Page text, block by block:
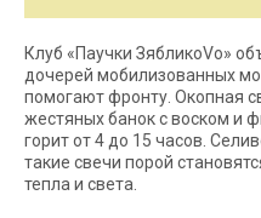
Клуб «Паучки ЗябликоVo»
дочерей мобилизованных
помогают фронту. Окопная
жестяных банок с воском и
горит от 4 до 15 часов.
такие свечи порой
тепла и света.